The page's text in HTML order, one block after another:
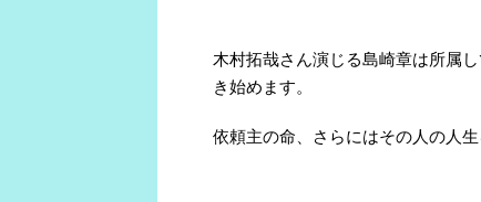
木村拓哉さん演じる島崎章は所属
き始めます。
依頼主の命、さらにはその人の人